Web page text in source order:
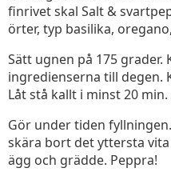
finrivet skal Salt &
örter, typ basilika,
Sätt ugnen på 175 grader.
ingredienserna till degen.
Låt stå kallt i minst 20 min.
Gör under tiden
skära bort det yttersta
ägg och grädde. Peppra!